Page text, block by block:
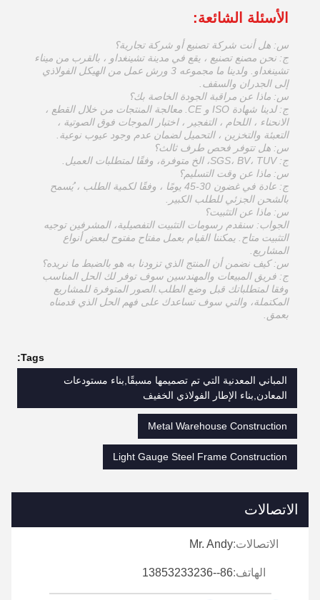
الأسئلة الشائعة:
س: هل أنت شركة تصنيع أو شركة تجارية؟
ج: نحن مصنع تصنيع ، يقع في مدينة تشينغداو ، بالقرب من ميناء
تشينغداو. ولدينا ما مجموعه 3 ورش عمل من الهيكل الفولاذي
إلى الجدران والسقف.
س: ماذا عن مراقبة الجودة الخاصة بك؟
ج: لدينا شهادة ISO و CE. معالجة المنتجات من خلال القطع ،
الانحناء ، اللحام ، التفجير ، اختبار الموجات فوق الصوتية ،
التعبئة والتخزين ، التحميل لضمان عدم وجود عيوب نوعية.
س: هل تتوفر فحص طرف ثالث؟
ج: SGS، BV، TUV، الخ متوفرة، وفقًا لمتطلبات العميل.
س: ماذا عن وقت التسليم؟
ج: عادة في غضون 30-45 يومًا ، وفقًا لكمية الطلب ، يُسمح
بالشحن الجزئي للطلب الكبير.
س: ماذا عن التثبيت؟
الجواب: سنقدم رسومات التثبيت التفصيلية، المشرفين توجيه
التثبيت متاح. يمكننا القيام بعمل مفتاح مفتوح لبعض أنواع
المشاريع.
س: كيف نضمن أن المنتج الذي تزودنا به هو بالضبط ما نريده؟
ج: فريق المبيعات والمهندسين سوف توفر لك الحل المناسب
وفقا لمتطلباتك قبل وضع الطلب.الصور المتوفرة للمشاريع
المكتملة، والتي سوف تساعدك على فهم الحل الذي قدمناه
بعمق.
Tags:
المباني المعدنية التي تم تصميمها مسبقًا,بناء مستودعات
المعادن,بناء الإطار الفولاذي الخفيف
Metal Warehouse Construction
Light Gauge Steel Frame Construction
الاتصالات
الاتصالات:Mr. Andy
الهاتف:86--13853233236